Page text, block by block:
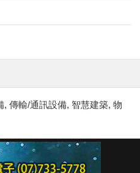
傳輸/通訊設備, 智慧建築, 物